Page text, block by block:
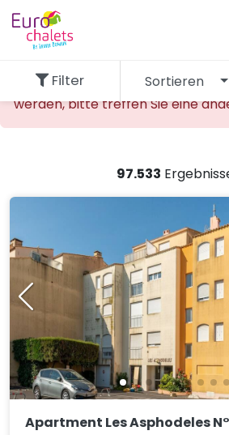
Die gewünschte Unterkunft
werden, bitte treffen Sie eine
97.533
Filter Sortieren
Apartment Les Asphodeles